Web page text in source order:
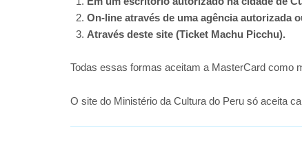
On-line através de uma agência autorizada
Através deste site (Ticket Machu Picchu).
Todas essas formas aceitam a MasterCard como
O site do Ministério da Cultura do Peru só aceita